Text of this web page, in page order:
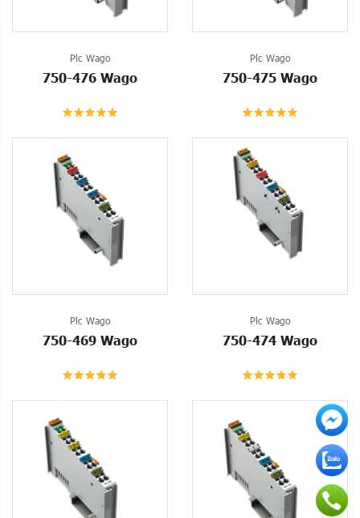
Plc Wago
750-476 Wago
Plc Wago
750-475 Wago
Plc Wago
750-469 Wago
Plc Wago
750-474 Wago